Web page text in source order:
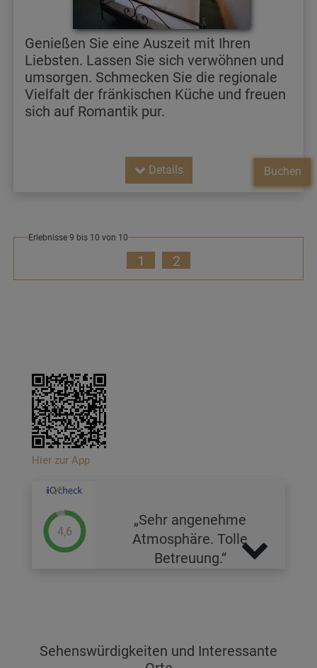
Genießen Sie eine Auszeit mit Ihren
Liebsten. Lassen Sie sich verwöhnen und
umsorgen. Schmecken Sie die regionale
Vielfalt der fränkischen Küche und freuen
sich auf Romantik pur.
Buchen
Details
Erlebnisse 9 bis 10 von 10
1 2
Hier zur App
4,6
Sehr angenehme
Atmosphäre. Tolle
Betreuung.
Sehenswürdigkeiten und Interessante